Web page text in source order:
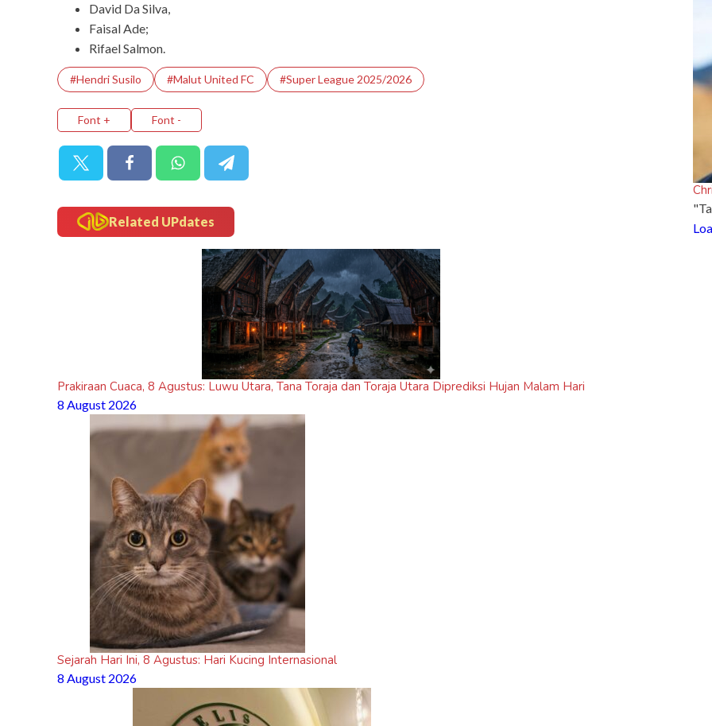
David Da Silva,
Faisal Ade;
Rifael Salmon.
#Hendri Susilo #Malut United FC #Super League 2025/2026
Font + Font -
Related UPdates
Prakiraan Cuaca, 8 Agustus: Luwu Utara, Tana Toraja dan Toraja Utara Diprediksi Hujan Malam Hari
8 August 2026
Sejarah Hari Ini, 8 Agustus: Hari Kucing Internasional
8 August 2026